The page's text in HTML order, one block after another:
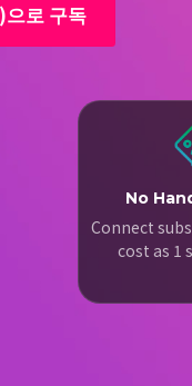
로 구독
No
Connect
cost as 1